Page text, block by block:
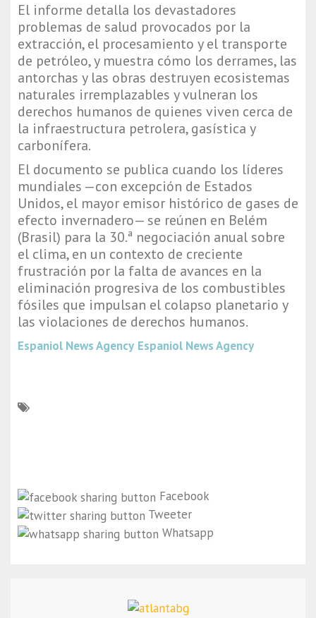
El informe detalla los devastadores
problemas de salud provocados por la
extracción, el procesamiento y el transporte
de petróleo, y muestra cómo los derrames, las
antorchas y las obras destruyen ecosistemas
naturales irremplazables y vulneran los
derechos humanos de quienes viven cerca de
la infraestructura petrolera, gasística y
carbonífera.
El documento se publica cuando los líderes
mundiales —con excepción de Estados
Unidos, el mayor emisor histórico de gases de
efecto invernadero— se reúnen en Belém
(Brasil) para la 30.ª negociación anual sobre
el clima, en un contexto de creciente
frustración por la falta de avances en la
eliminación progresiva de los combustibles
fósiles que impulsan el colapso planetario y
las violaciones de derechos humanos.
Espaniol News Agency Espaniol News Agency
Facebook
Tweeter
Whatsapp